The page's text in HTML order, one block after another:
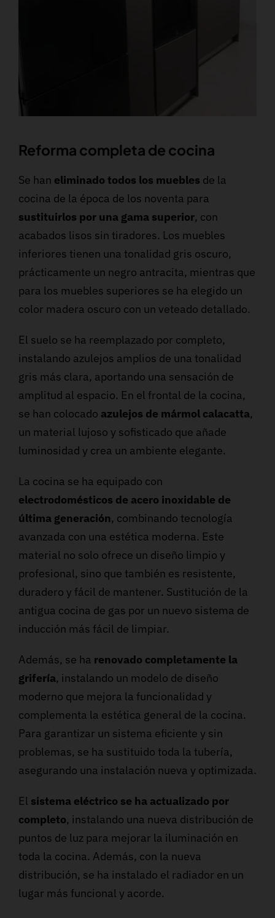
Reforma completa de cocina
Se han eliminado todos los muebles de la
cocina de la época de los noventa para
sustituirlos por una gama superior, con
acabados lisos sin tiradores. Los muebles
inferiores tienen una tonalidad gris oscuro,
prácticamente un negro antracita, mientras que
para los muebles superiores se ha elegido un
color madera oscuro con un veteado detallado.
El suelo se ha reemplazado por completo,
instalando azulejos amplios de una tonalidad
gris más clara, aportando una sensación de
amplitud al espacio. En el frontal de la cocina,
se han colocado azulejos de mármol calacatta,
un material lujoso y sofisticado que añade
luminosidad y crea un ambiente elegante.
La cocina se ha equipado con
electrodomésticos de acero inoxidable de
última generación, combinando tecnología
avanzada con una estética moderna. Este
material no solo ofrece un diseño limpio y
profesional, sino que también es resistente,
duradero y fácil de mantener. Sustitución de la
antigua cocina de gas por un nuevo sistema de
inducción más fácil de limpiar.
Además, se ha renovado completamente la
grifería, instalando un modelo de diseño
moderno que mejora la funcionalidad y
complementa la estética general de la cocina.
Para garantizar un sistema eficiente y sin
problemas, se ha sustituido toda la tubería,
asegurando una instalación nueva y optimizada.
El sistema eléctrico se ha actualizado por
completo, instalando una nueva distribución de
puntos de luz para mejorar la iluminación en
toda la cocina. Además, con la nueva
distribución, se ha instalado el radiador en un
lugar más funcional y acorde.